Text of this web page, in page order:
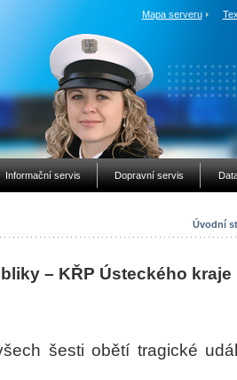
Mapa serveru
Informační servis Dopravní servis
Úvodní
– KŘP Ústeckého kraje
šesti obětí tragické